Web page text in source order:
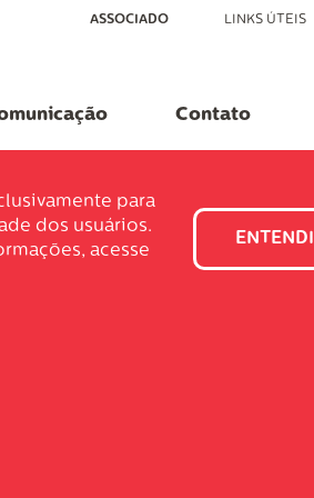
MenuASSOCIADO LINKS ÚTEIS
Contato
para
dos usuários.
acesse
ENTENDI